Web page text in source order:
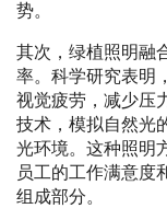
势。
其次，绿植照明融
率。科学研究表明
视觉疲劳，减少压
技术，模拟自然光
光环境。这种照明
员工的工作满意度
组成部分。